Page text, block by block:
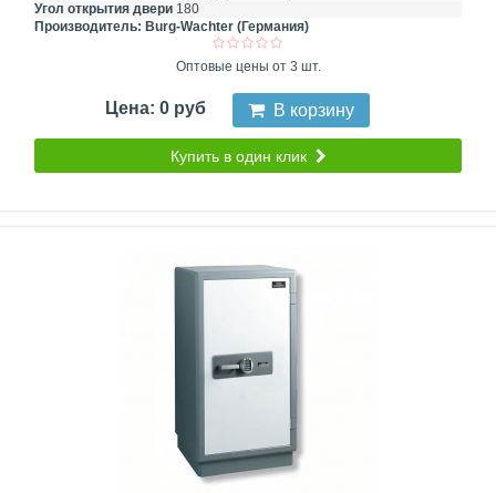
Угол открытия двери 180
Производитель: Burg-Wachter (Германия)
Оптовые цены от 3 шт.
Цена: 0 руб В корзину
Купить в один клик